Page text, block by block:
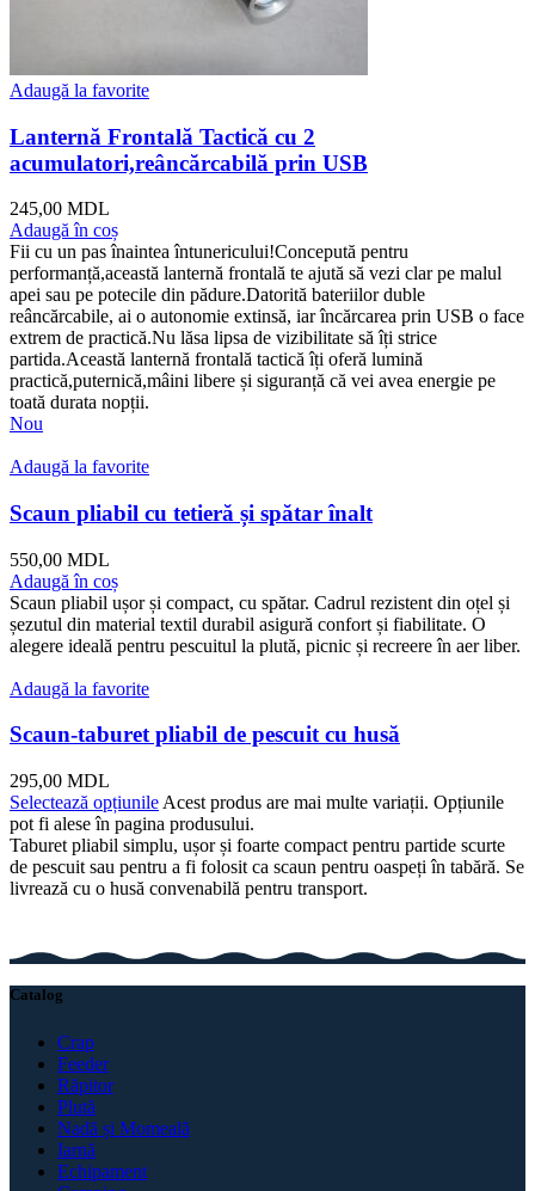
Adaugă la favorite
Lanternă Frontală Tactică cu 2
acumulatori,reâncărcabilă prin USB
245,00 MDL
Adaugă în coș
Fii cu un pas înaintea întunericului!Concepută pentru
performanță,această lanternă frontală te ajută să vezi clar pe malul
apei sau pe potecile din pădure.Datorită bateriilor duble
reâncărcabile, ai o autonomie extinsă, iar încărcarea prin USB o face
extrem de practică.Nu lăsa lipsa de vizibilitate să îți strice
partida.Această lanternă frontală tactică îți oferă lumină
practică,puternică,mâini libere și siguranță că vei avea energie pe
toată durata nopții.
Nou
Adaugă la favorite
Scaun pliabil cu tetieră și spătar înalt
550,00 MDL
Adaugă în coș
Scaun pliabil ușor și compact, cu spătar. Cadrul rezistent din oțel și
șezutul din material textil durabil asigură confort și fiabilitate. O
alegere ideală pentru pescuitul la plută, picnic și recreere în aer liber.
Adaugă la favorite
Scaun-taburet pliabil de pescuit cu husă
295,00 MDL
Selectează opțiunile Acest produs are mai multe variații. Opțiunile
pot fi alese în pagina produsului.
Taburet pliabil simplu, ușor și foarte compact pentru partide scurte
de pescuit sau pentru a fi folosit ca scaun pentru oaspeți în tabără. Se
livrează cu o husă convenabilă pentru transport.
Catalog
Crap
Feeder
Răpitor
Plută
Nadă și Momeală
Iarnă
Echipament